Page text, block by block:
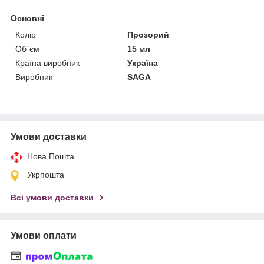
Основні
Колір
Прозорий
Об`єм
15 мл
Країна виробник
Україна
Виробник
SAGA
Умови доставки
Нова Пошта
Укрпошта
Всі умови доставки
Умови оплати